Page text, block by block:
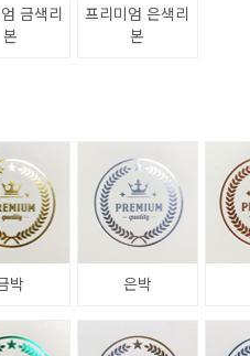
금색리
본
프리미엄 은색리
본
박 은박